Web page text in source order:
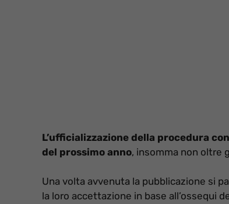
L’ufficializzazione della procedura
del prossimo anno, insomma non oltre
Una volta avvenuta la pubblicazione si
la loro accettazione in base all’ossequi